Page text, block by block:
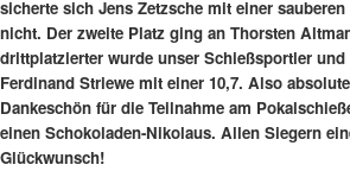
sicherte sich Jens Zetzsche mit einer
nicht. Der zweite Platz ging an Thorsten
drittplatzierter wurde unser Schießsportler und
Ferdinand Striewe mit einer 10,7. Also
Dankeschön für die Teilnahme am
einen Schokoladen-Nikolaus. Allen Siegern
Glückwunsch!